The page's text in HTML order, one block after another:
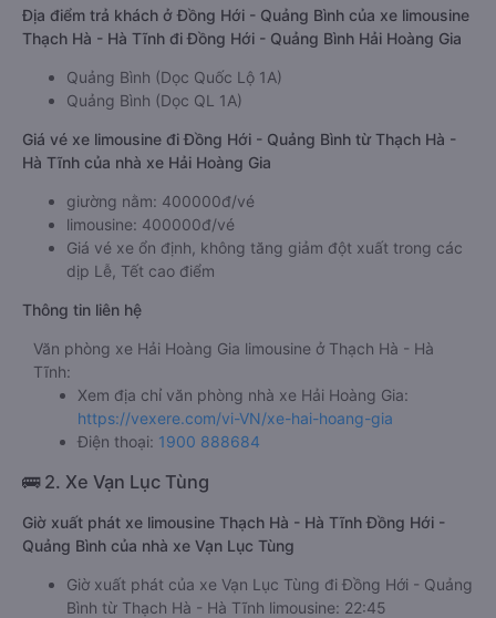
Địa điểm trả khách ở Đồng Hới - Quảng Bình của xe limousine
Thạch Hà - Hà Tĩnh đi Đồng Hới - Quảng Bình Hải Hoàng Gia
Quảng Bình (Dọc Quốc Lộ 1A)
Quảng Bình (Dọc QL 1A)
Giá vé xe limousine đi Đồng Hới - Quảng Bình từ Thạch Hà -
Hà Tĩnh của nhà xe Hải Hoàng Gia
giường nằm: 400000đ/vé
limousine: 400000đ/vé
Giá vé xe ổn định, không tăng giảm đột xuất trong các
dịp Lễ, Tết cao điểm
Thông tin liên hệ
Văn phòng xe Hải Hoàng Gia limousine ở Thạch Hà - Hà
Tĩnh:
Xem địa chỉ văn phòng nhà xe Hải Hoàng Gia:
https://vexere.com/vi-VN/xe-hai-hoang-gia
Điện thoại: 1900 888684
🚌 2. Xe Vạn Lục Tùng
Giờ xuất phát xe limousine Thạch Hà - Hà Tĩnh Đồng Hới -
Quảng Bình của nhà xe Vạn Lục Tùng
Giờ xuất phát của xe Vạn Lục Tùng đi Đồng Hới - Quảng
Bình từ Thạch Hà - Hà Tĩnh limousine: 22:45